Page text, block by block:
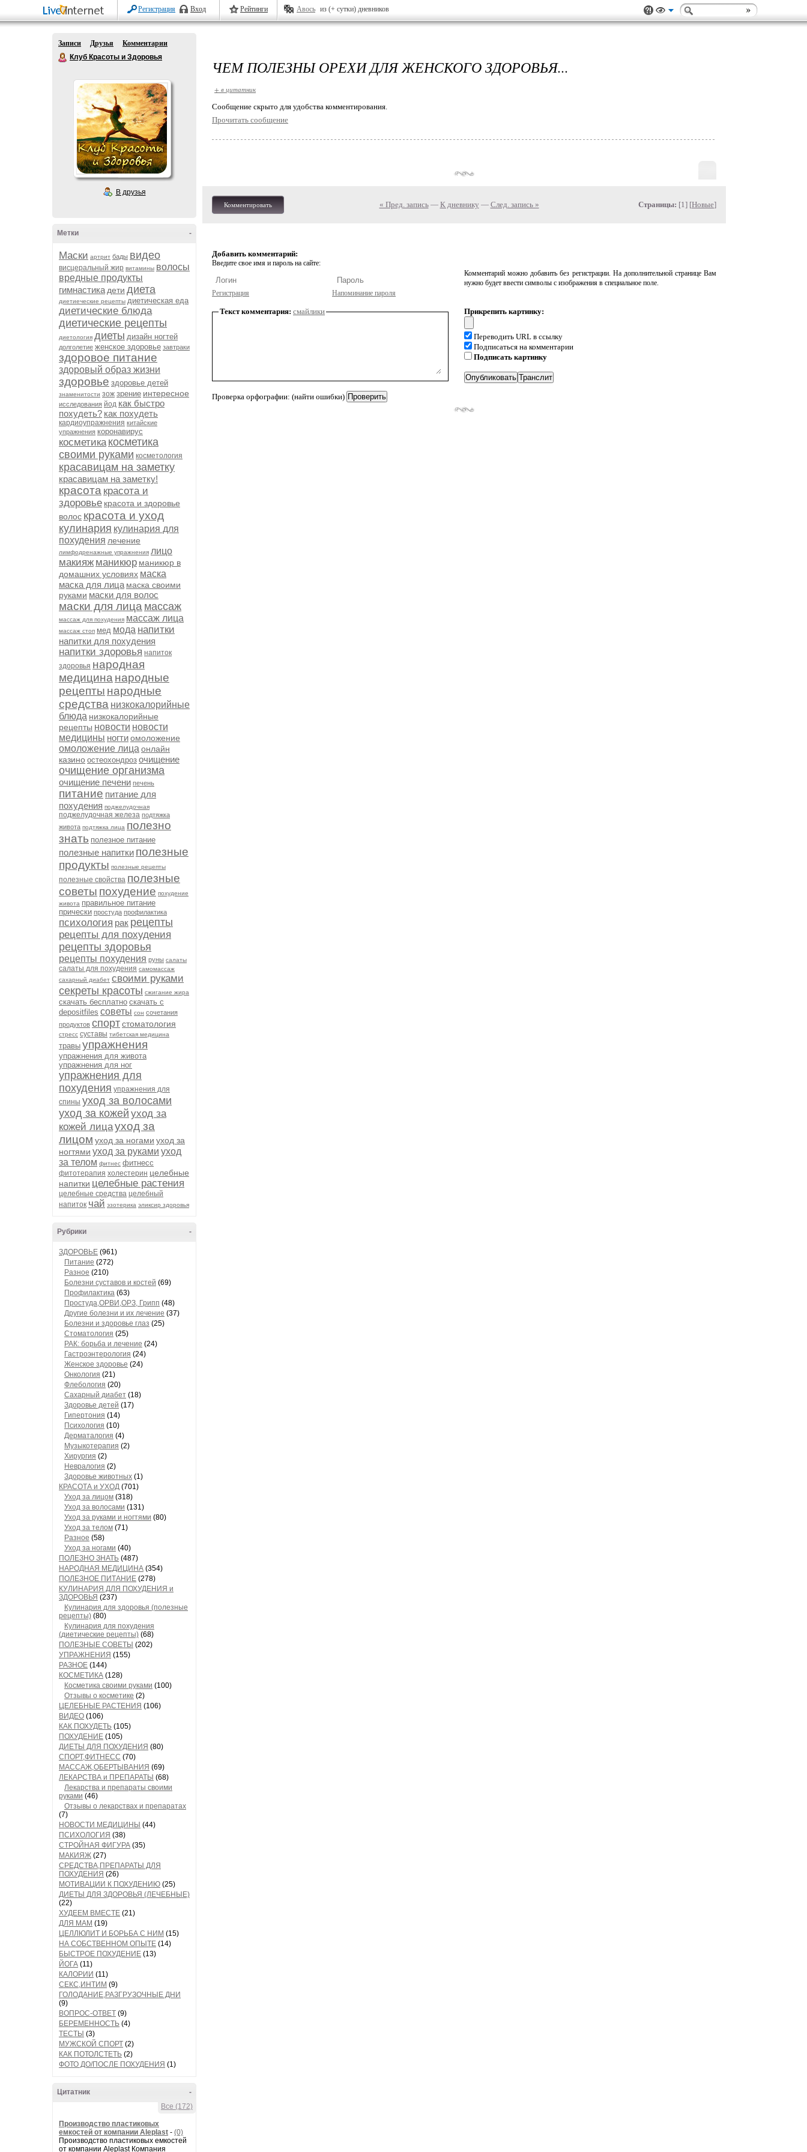
Регистрация Вход Рейтинги Авось из (+ сутки) дневников
Записи Друзья
Комментарии
Клуб Красоты и Здоровья
В друзья
-
Метки
Маски артрит бады видео
висцеральный жир витамины волосы
вредные продукты
гимнастика дети диета
диетиеческие рецепты диетическая еда
диетические блюда
диетические рецепты
диетология диеты дизайн ногтей
долголетие женское здоровье завтраки
здоровое питание
здоровый образ жизни
здоровье здоровье детей
знаменитости зож зрение интересное
исследования йод как быстро
похудеть? как похудеть
кардиоупражнения китайские
упражнения коронавирус
косметика косметика
своими руками косметология
красавицам на заметку
красавицам на заметку!
красота красота и
здоровье красота и здоровье
волос красота и уход
кулинария кулинария для
похудения лечение
лимфодренажные упражнения лицо
макияж маникюр маникюр в
домашних условиях маска
маска для лица маска своими
руками маски для волос
маски для лица массаж
массаж для похудения массаж лица
массаж стоп мед мода напитки
напитки для похудения
напитки здоровья напиток
здоровья народная
медицина народные
рецепты народные
средства низкокалорийные
блюда низкокалорийные
рецепты новости новости
медицины ногтиомоложение
омоложение лица онлайн
казино остеохондроз очищение
очищение организма
очищение печени печень
питание питание для
похудения поджелудочная
поджелудочная железа подтяжка
живота подтяжка лица полезно
знать полезное питание
полезные напитки полезные
продукты полезные рецепты
полезные свойства полезные
советы похудение похудение
живота правильное питание
прически простуда профилактика
психология рак рецепты
рецепты для похудения
рецепты здоровья
рецепты похудения руны салаты
салаты для похудения самомассаж
сахарный диабет своими руками
секреты красоты сжигание жира
скачать бесплатно скачать с
depositfiles советы сон сочетания
продуктов спортстоматология
стресс суставы тибетская медицина
травы упражнения
упражнения для живота
упражнения для ног
упражнения для
похудения упражнения для
спины уход за волосами
уход за кожей уход за
кожей лицауход за
лицом уход за ногами уход за
ногтями уход за руками уход
за телом фитнес фитнесс
фитотерапия холестерин целебные
напитки целебные растения
целебные средства целебный
напиток чай эзотерика эликсир здоровья
-
Рубрики
ЗДОРОВЬЕ (961)
Питание (272)
Разное (210)
Болезни суставов и костей (69)
Профилактика (63)
Простуда,ОРВИ,ОРЗ, Грипп (48)
Другие болезни и их лечение (37)
Болезни и здоровье глаз (25)
Стоматология (25)
РАК: борьба и лечение (24)
Гастроэнтерология (24)
Женское здоровье (24)
Онкология (21)
Флебология (20)
Сахарный диабет (18)
Здоровье детей (17)
Гипертония (14)
Психология (10)
Дерматалогия (4)
Музыкотерапия (2)
Хирургия (2)
Невралогия (2)
Здоровье животных (1)
КРАСОТА и УХОД (701)
Уход за лицом (318)
Уход за волосами (131)
Уход за руками и ногтями (80)
Уход за телом (71)
Разное (58)
Уход за ногами (40)
ПОЛЕЗНО ЗНАТЬ (487)
НАРОДНАЯ МЕДИЦИНА (354)
ПОЛЕЗНОЕ ПИТАНИЕ (278)
КУЛИНАРИЯ ДЛЯ ПОХУДЕНИЯ и
ЗДОРОВЬЯ (237)
Кулинария для здоровья (полезные
рецепты) (80)
Кулинария для похудения
(диетические рецепты) (68)
ПОЛЕЗНЫЕ СОВЕТЫ (202)
УПРАЖНЕНИЯ (155)
РАЗНОЕ (144)
КОСМЕТИКА (128)
Косметика своими руками (100)
Отзывы о косметике (2)
ЦЕЛЕБНЫЕ РАСТЕНИЯ (106)
ВИДЕО (106)
КАК ПОХУДЕТЬ (105)
ПОХУДЕНИЕ (105)
ДИЕТЫ ДЛЯ ПОХУДЕНИЯ (80)
СПОРТ,ФИТНЕСС (70)
МАССАЖ,ОБЕРТЫВАНИЯ (69)
ЛЕКАРСТВА и ПРЕПАРАТЫ (68)
Лекарства и препараты своими
руками (46)
Отзывы о лекарствах и препаратах
(7)
НОВОСТИ МЕДИЦИНЫ (44)
ПСИХОЛОГИЯ (38)
СТРОЙНАЯ ФИГУРА (35)
МАКИЯЖ (27)
СРЕДСТВА,ПРЕПАРАТЫ ДЛЯ
ПОХУДЕНИЯ (26)
МОТИВАЦИИ К ПОХУДЕНИЮ (25)
ДИЕТЫ ДЛЯ ЗДОРОВЬЯ (ЛЕЧЕБНЫЕ)
(22)
ХУДЕЕМ ВМЕСТЕ (21)
ДЛЯ МАМ (19)
ЦЕЛЛЮЛИТ И БОРЬБА С НИМ (15)
НА СОБСТВЕННОМ ОПЫТЕ (14)
БЫСТРОЕ ПОХУДЕНИЕ (13)
ЙОГА (11)
КАЛОРИИ (11)
СЕКС,ИНТИМ (9)
ГОЛОДАНИЕ,РАЗГРУЗОЧНЫЕ ДНИ
(9)
ВОПРОС-ОТВЕТ (9)
БЕРЕМЕННОСТЬ (4)
ТЕСТЫ (3)
МУЖСКОЙ СПОРТ (2)
КАК ПОТОЛСТЕТЬ (2)
ФОТО ДО/ПОСЛЕ ПОХУДЕНИЯ (1)
-
Цитатник
Все (172)
Производство пластиковых
емкостей от компании Aleplast - (0)
Производство пластиковых емкостей
от компании Aleplast Компания
ЧЕМ ПОЛЕЗНЫ ОРЕХИ ДЛЯ ЖЕНСКОГО ЗДОРОВЬЯ...
+ в цитатник
Cообщение скрыто для удобства комментирования.
Прочитать сообщение
Комментировать « Пред. запись— К дневнику — След. запись » Страницы: [1] [Новые]
Добавить комментарий:
Введите свое имя и пароль на сайте:
Регистрация Напоминание пароля
Комментарий можно добавить без регистрации. На дополнительной странице Вам
нужно будет ввести символы с изображения в специальное поле.
Текст комментария: смайлики
Проверка орфографии: (найти ошибки)
Прикрепить картинку:
Переводить URL в ссылку
Подписаться на комментарии
Подписать картинку